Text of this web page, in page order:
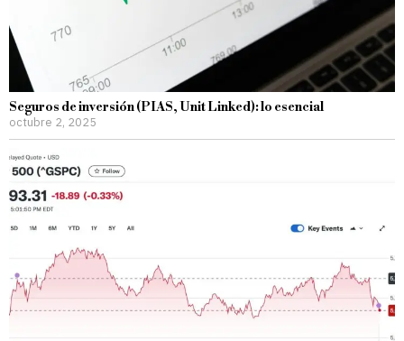
Seguros de inversión (PIAS, Unit Linked): lo esencial
octubre 2, 2025